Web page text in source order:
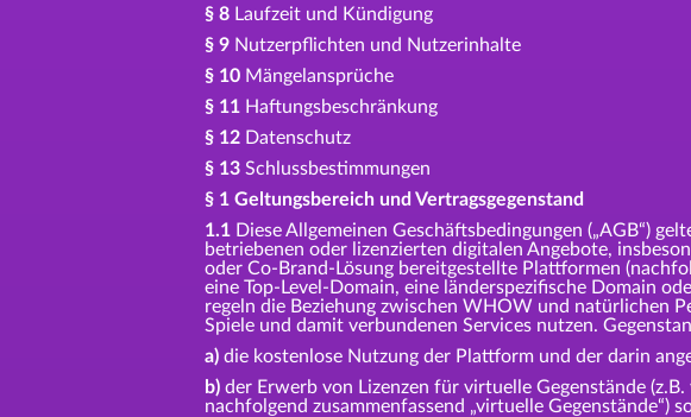
§ 8 Laufzeit und Kündigung
§ 9 Nutzerpflichten und Nutzerinhalte
§ 10 Mängelansprüche
§ 11 Haftungsbeschränkung
§ 12 Datenschutz
§ 13 Schlussbestimmungen
§ 1 Geltungsbereich und Vertragsgegenstand
1.1 Diese Allgemeinen Geschäftsbedingungen („AGB“)
betriebenen oder lizenzierten digitalen Angebote,
oder Co-Brand-Lösung bereitgestellte Plattformen
eine Top-Level-Domain, eine länderspezifische Domain
regeln die Beziehung zwischen WHOW und natürlichen
Spiele und damit verbundenen Services nutzen.
a) die kostenlose Nutzung der Plattform und der darin
b) der Erwerb von Lizenzen für virtuelle Gegenstände
nachfolgend zusammenfassend „virtuelle Gegenstände“)